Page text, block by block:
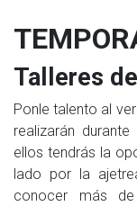
Talleres
Ponle talento al
realizarán
ellos tendrás la
lado por la
conocer más